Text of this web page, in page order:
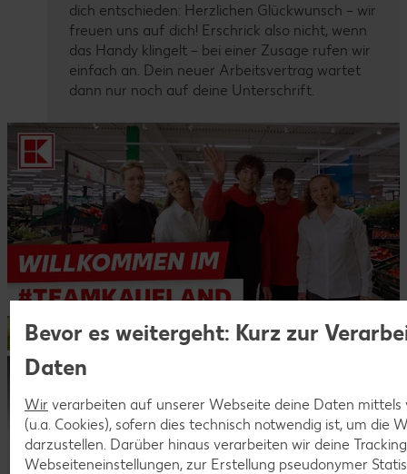
dich entschieden: Herzlichen Glückwunsch – wir
freuen uns auf dich! Erschrick also nicht, wenn
das Handy klingelt – bei einer Zusage rufen wir
einfach an. Dein neuer Arbeitsvertrag wartet
dann nur noch auf deine Unterschrift.
kennen!
Dein Start in eine sichere Zukunft.
Bevor es weitergeht: Kurz zur
Daten
Wir verarbeiten auf unserer Webseite deine Daten mittels
(u.a. Cookies), sofern dies technisch notwendig ist, um die
darzustellen. Darüber hinaus verarbeiten wir deine
Webseiteneinstellungen, zur Erstellung pseudonymer